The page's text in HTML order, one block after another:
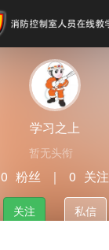
学习之上
暂无头衔
0 粉丝 ｜ 0 关注
关注 私信